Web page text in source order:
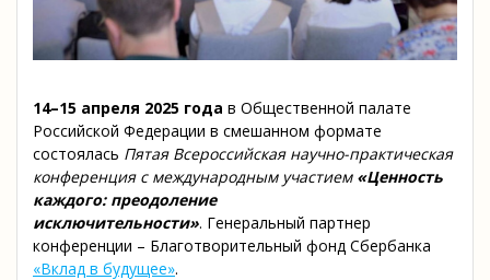
14–15 апреля 2025 года в Общественной палате
Российской Федерации в смешанном формате
состоялась Пятая Всероссийская научно-практическая
конференция с международным участием «Ценность
каждого: преодоление
исключительности». Генеральный партнер
конференции – Благотворительный фонд Сбербанка
«Вклад в будущее».